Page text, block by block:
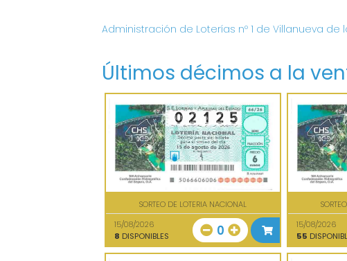
Administración de Loterías nº 1 de Villanueva de
Últimos décimos a la
SORTEO DE LOTERIA NACIONAL
15/08/2026
8 DISPONIBLES 0
15/08/2026
55